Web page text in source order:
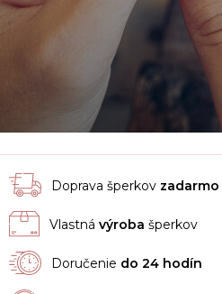
Doprava šperkov zadarmo
Vlastná výroba šperkov
Doručenie do 24 hodín